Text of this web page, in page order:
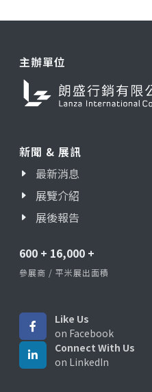
主辦單位
新聞 & 展訊
最新消息
展覽介紹
展後報告
600 + 16,000 +
參展商 / 平米展出面積
Like Us
on Facebook
Connect With Us
on LinkedIn